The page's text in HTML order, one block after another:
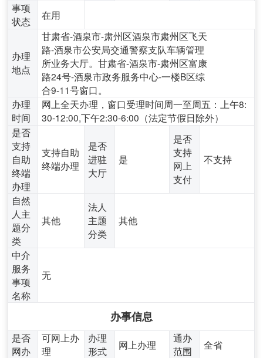
事项
状态
在用
办理
地点
甘肃省-酒泉市-肃州区酒泉市肃州区飞天
路-酒泉市公安局交通警察支队车辆管理
所业务大厅。甘肃省-酒泉市-肃州区富康
路24号-酒泉市政务服务中心-一楼B区综
合9-11号窗口。
办理
时间
网上全天办理，窗口受理时间周一至周五：上午8:
30-12:00,下午2:30-6:00（法定节假日除外）
是否
支持
自助
终端
办理
支持自助
终端办理
是否
进驻
大厅
是
是否
支持
网上
支付
不支持
自然
人主
题分
类
其他
法人
主题
分类
其他
中介
服务
事项
名称
无
办事信息
是否
网办
可网上办
理
办理
形式
网上办理
通办
范围
全省